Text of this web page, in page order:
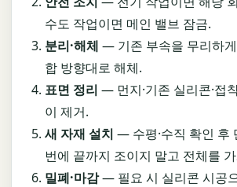
수도 작업이면 메인 밸브 잠금.
분리·해체 — 기존 부속을 무리하
합 방향대로 해체.
표면 정리 — 먼지·기존 실리콘·접
이 제거.
새 자재 설치 — 수평·수직 확인 후
번에 끝까지 조이지 말고 전체를
밀폐·마감— 필요 시 실리콘 시공